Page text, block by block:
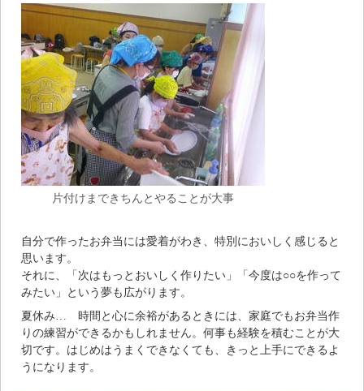
片付けまできちんとやることが大事
自分で作ったお弁当には愛着がわき、特別においしく感じると
思います。
それに、「次はもっとおいしく作りたい」「今度は○○を作って
みたい」という夢も広がります。
夏休み… 時間と心に余裕があるときには、家庭でもお弁当作
りの練習ができるかもしれません。何事も経験を積むことが大
切です。はじめはうまくできなくても、きっと上手にできるよ
うになります。